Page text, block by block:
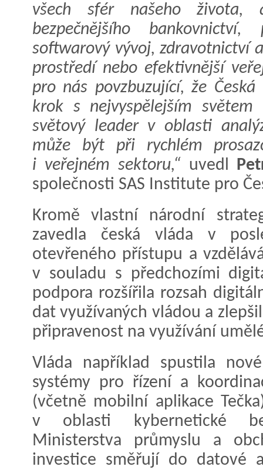
všech sfér našeho
bezpečnějšího
softwarový vývoj, zdravotnictví
prostředí nebo efektivnější
pro nás povzbuzující, že
krok s nejvyspělejším
světový leader v oblasti
může být při rychlém
i veřejném sektoru,“ uvedl
společnosti SAS Institute pro
Kromě vlastní národní
zavedla česká vláda v
otevřeného přístupu a
v souladu s předchozími
podpora rozšířila rozsah
dat využívaných vládou a
připravenost na využívání
Vláda například spustila
systémy pro řízení a
(včetně mobilní aplikace
v oblasti kybernetické
Ministerstva průmyslu a
investice směřují do datové